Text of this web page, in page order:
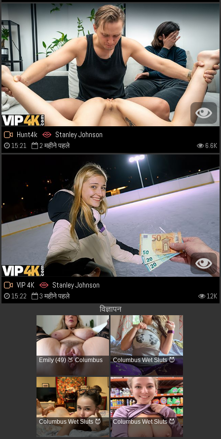
Hunt4k Stanley Johnson
15:21 2 महीने पहले 6.6K
VIP 4K Stanley Johnson
15:22 3 महीने पहले 12K
विज्ञापन
Emily (49) 🍑 Columbus Columbus Wet Sluts 😈
Columbus Wet Sluts 😈 Columbus Wet Sluts 😈